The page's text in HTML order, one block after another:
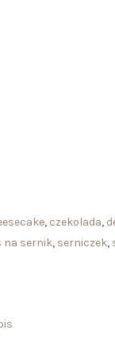
, czekolada,
na sernik, serniczek,